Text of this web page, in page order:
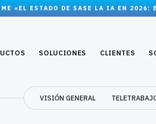
«EL ESTADO DE SASE LA IA EN 2026:
SOLUCIONES CLIENTES
VISIÓN GENERAL